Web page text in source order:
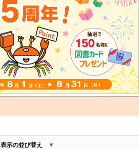
表示の並び替え